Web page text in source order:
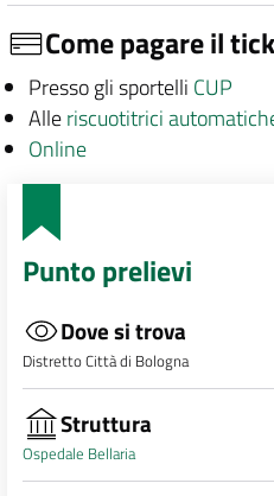
Come pagare il
Presso gli sportelli CUP
Alleriscuotitrici
Online
Punto prelievi
Dove si trova
Distretto Città di Bologna
Struttura
Ospedale Bellaria